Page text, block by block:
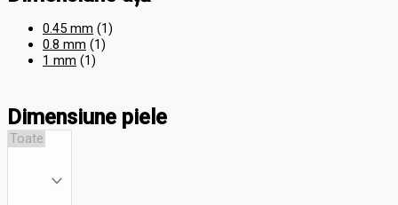
0.45 mm (1)
0.8 mm (1)
1 mm (1)
Dimensiune piele